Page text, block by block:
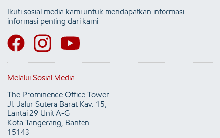
Ikuti sosial media kami untuk mendapatkan informasi-
informasi penting dari kami
Melalui Sosial Media
The Prominence Office Tower
Jl. Jalur Sutera Barat Kav. 15,
Lantai 29 Unit A-G
Kota Tangerang, Banten
15143